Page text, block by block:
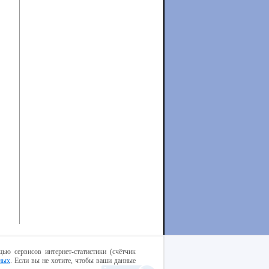
интернет-статистики (счётчик
. Если вы не хотите, чтобы ваши данные